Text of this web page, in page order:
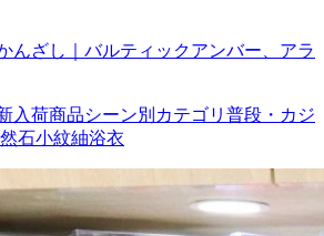
んざし｜バルティックアンバー、アラ
入荷商品シーン別カテゴリ 普段・カジ
石小紋紬浴衣